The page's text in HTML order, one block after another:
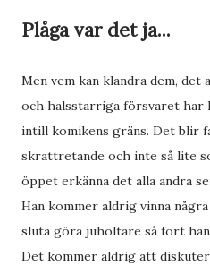
Plåga var det ja...
Men vem kan klandra dem, det
och halsstarriga försvaret har
intill komikens gräns. Det blir
skrattretande och inte så lite
öppet erkänna det alla andra
Han kommer aldrig vinna
sluta göra juholtare så fort
Det kommer aldrig att